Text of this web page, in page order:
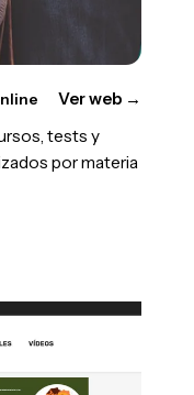
Ver web →
tests y
por materia